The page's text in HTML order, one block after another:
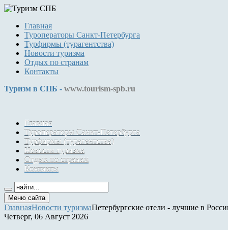
Главная
Туроператоры Санкт-Петербурга
Турфирмы (турагентства)
Новости туризма
Отдых по странам
Контакты
Туризм в СПБ - www.tourism-spb.ru
Главная
Туроператоры Санкт-Петербурга
Турфирмы (турагентства)
Новости туризма
Отдых по странам
Контакты
Меню сайта
ГлавнаяНовости туризмаПетербургские отели - лучшие в
Четверг, 06 Август 2026